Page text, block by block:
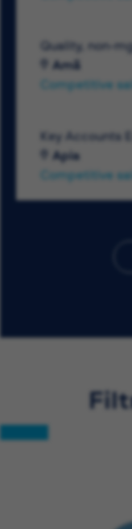
Quality, non-
Amã
Competitive
Key Accounts
Apia
Competitive